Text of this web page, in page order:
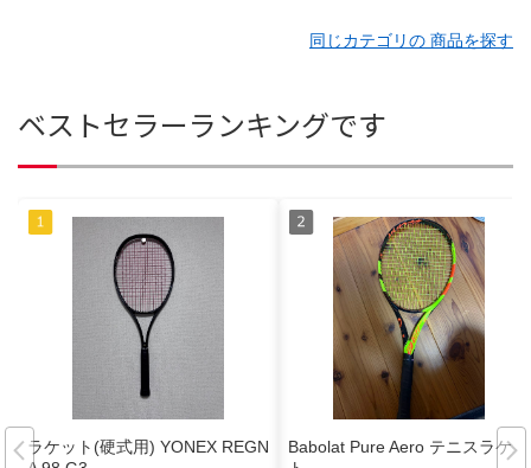
同じカテゴリの 商品を探す
ベストセラーランキングです
ラケット(硬式用) YONEX REGN
Babolat Pure Aero テニスラケッ